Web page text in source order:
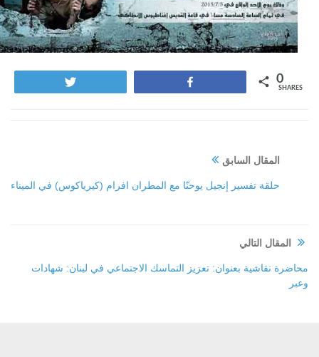
SHARES
المقال السابق
حلقة تفسير إنجيل يوحنّا مع المطران افرام (كيرياكوس) في الميناء
المقال التالي
محاضرة نقاشية بعنوان: تعزيز التماسك الاجتماعي في لبنان: شهادات
وعبر